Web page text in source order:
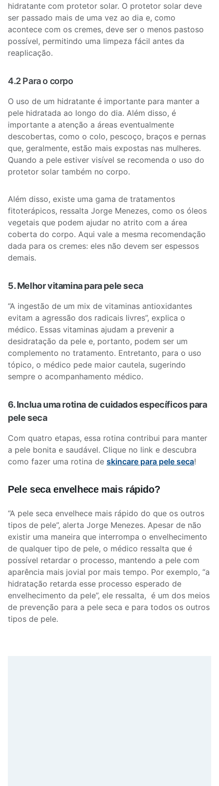
hidratante com protetor solar. O protetor solar deve
ser passado mais de uma vez ao dia e, como
acontece com os cremes, deve ser o menos pastoso
possível, permitindo uma limpeza fácil antes da
reaplicação.
4.2 Para o corpo
O uso de um hidratante é importante para manter a
pele hidratada ao longo do dia. Além disso, é
importante a atenção a áreas eventualmente
descobertas, como o colo, pescoço, braços e pernas
que, geralmente, estão mais expostas nas mulheres.
Quando a pele estiver visível se recomenda o uso do
protetor solar também no corpo.
Além disso, existe uma gama de tratamentos
fitoterápicos, ressalta Jorge Menezes, como os óleos
vegetais que podem ajudar no atrito com a área
coberta do corpo. Aqui vale a mesma recomendação
dada para os cremes: eles não devem ser espessos
demais.
5. Melhor vitamina para pele seca
“A ingestão de um mix de vitaminas antioxidantes
evitam a agressão dos radicais livres”, explica o
médico. Essas vitaminas ajudam a prevenir a
desidratação da pele e, portanto, podem ser um
complemento no tratamento. Entretanto, para o uso
tópico, o médico pede maior cautela, sugerindo
sempre o acompanhamento médico.
6. Inclua uma rotina de cuidados específicos para
pele seca
Com quatro etapas, essa rotina contribui para manter
a pele bonita e saudável. Clique no link e descubra
como fazer uma rotina de skincare para pele seca!
Pele seca envelhece mais rápido?
“A pele seca envelhece mais rápido do que os outros
tipos de pele”, alerta Jorge Menezes. Apesar de não
existir uma maneira que interrompa o envelhecimento
de qualquer tipo de pele, o médico ressalta que é
possível retardar o processo, mantendo a pele com
aparência mais jovial por mais tempo. Por exemplo, “a
hidratação retarda esse processo esperado de
envelhecimento da pele”, ele ressalta, é um dos meios
de prevenção para a pele seca e para todos os outros
tipos de pele.